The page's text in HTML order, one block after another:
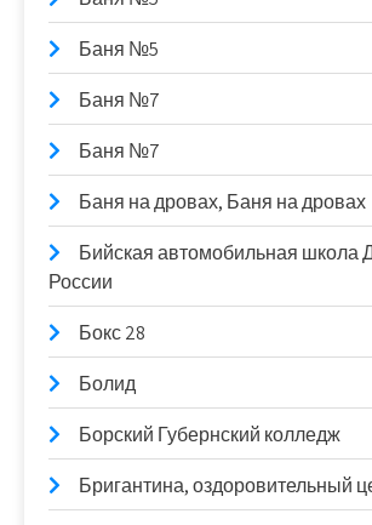
Баня №5
Баня №7
Баня №7
Баня на дровах, Баня на дровах
Бийская автомобильная
России
Бокс 28
Болид
Борский Губернский колледж
Бригантина, оздоровительный